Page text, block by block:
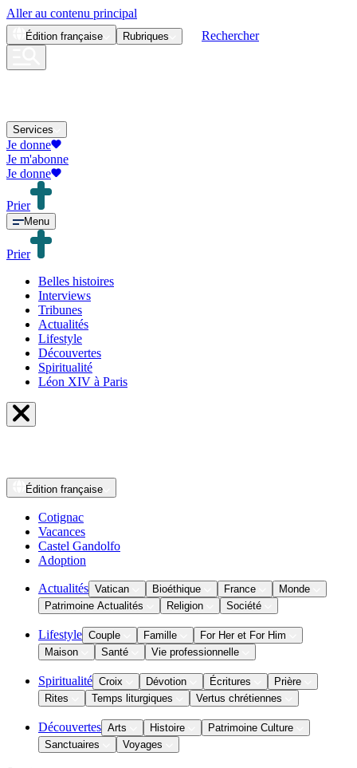
Aller au contenu principal
Édition française Rubriques Rechercher
Services
Je donne
Je m'abonne
Je donne
Prier
Menu
Prier
Belles histoires
Interviews
Tribunes
Actualités
Lifestyle
Découvertes
Spiritualité
Léon XIV à Paris
Édition française
Cotignac
Vacances
Castel Gandolfo
Adoption
Actualités Vatican Bioéthique France
Monde
Patrimoine Actualités
Religion Société
Lifestyle Couple Famille
For Her et For Him
Maison
Santé Vie professionnelle
Spiritualité Croix Dévotion Écritures
Prière
Rites
Temps liturgiques Vertus chrétiennes
Découvertes Arts Histoire
Patrimoine Culture
Sanctuaires
Voyages